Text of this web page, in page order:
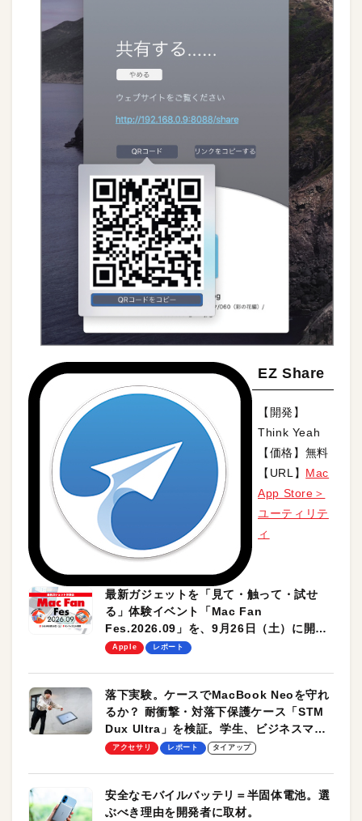
EZ Share
【開発】
Think Yeah
【価格】無料
【URL】 Mac
App Store＞
ユーティリテ
ィ
最新ガジェットを「見て・触って・試せ
る」体験イベント「Mac Fan
Fes.2026.09」を、9月26日（土）に開催
します！
Apple レポート
落下実験。ケースでMacBook Neoを守れ
るか？ 耐衝撃・対落下保護ケース「STM
Dux Ultra」を検証。学生、ビジネスマン
のモバイルユースに最適！
アクセサリ レポート タイアップ
安全なモバイルバッテリ＝半固体電池。選
ぶべき理由を開発者に取材。